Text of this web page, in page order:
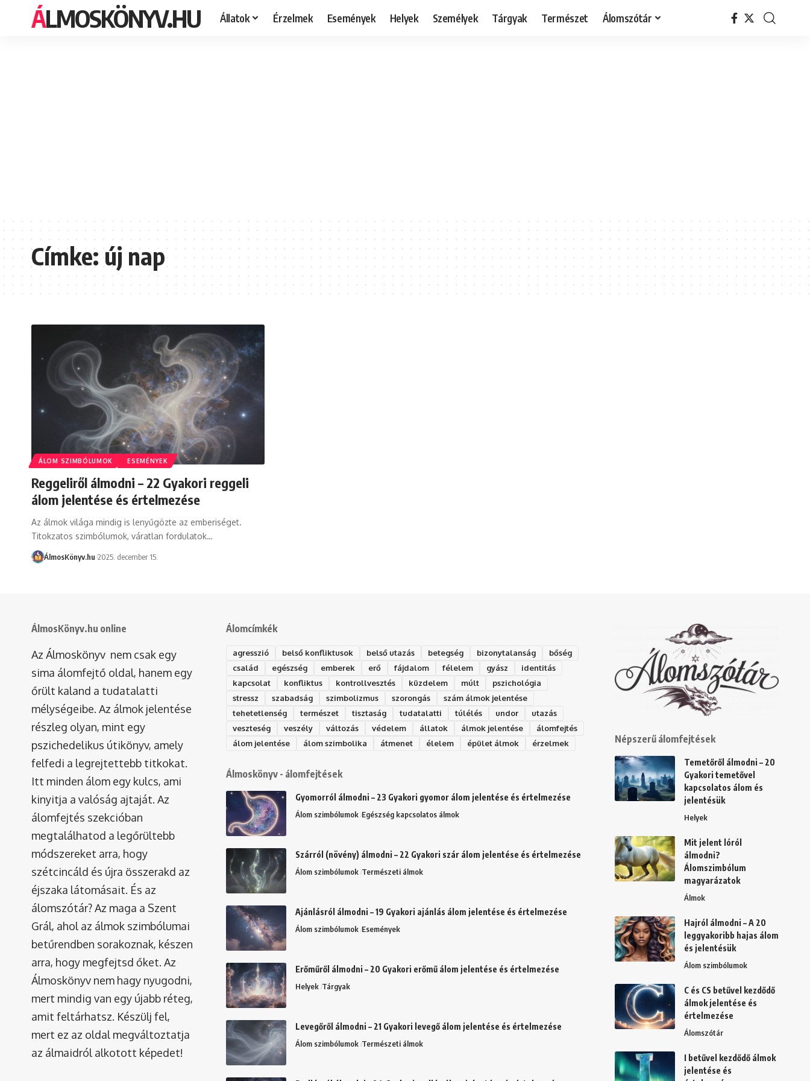
ÁLMOSKÖNYV.HU Állatok Érzelmek Események Helyek Személyek Tárgyak Természet Álomszótár
Címke:új nap
ÁLOM SZIMBÓLUMOK ESEMÉNYEK
Reggeliről álmodni – 22 Gyakori reggeli
álom jelentése és értelmezése
Az álmok világa mindig is lenyűgözte az emberiséget.
Titokzatos szimbólumok, váratlan fordulatok…
ÁlmosKönyv.hu 2025. december 15.
ÁlmosKönyv.hu online
Az Álmoskönyv nem csak egy
sima álomfejtő oldal, hanem egy
őrült kaland a tudatalatti
mélységeibe. Az álmok jelentése
részleg olyan, mint egy
pszichedelikus útikönyv, amely
felfedi a legrejtettebb titkokat.
Itt minden álom egy kulcs, ami
kinyitja a valóság ajtaját. Az
álomfejtés szekcióban
megtalálhatod a legőrültebb
módszereket arra, hogy
szétcincáld és újra összerakd az
éjszaka látomásait. És az
álomszótár? Az maga a Szent
Grál, ahol az álmok szimbólumai
betűrendben sorakoznak, készen
arra, hogy megfejtsd őket. Az
Álmoskönyv nem hagy nyugodni,
mert mindig van egy újabb réteg,
amit feltárhatsz. Készülj fel,
mert ez az oldal megváltoztatja
az álmaidról alkotott képedet!
Álomcímkék
agresszió belső konfliktusok belső utazás betegség bizonytalanság
bőség
család
egészség emberek erő fájdalom félelem gyász
identitás
kapcsolat
konfliktus kontrollvesztés küzdelem múlt
pszichológia
stressz
szabadság szimbolizmus szorongás
szám álmok jelentése
tehetetlenség
természet tisztaság tudatalatti túlélés undor
utazás
veszteség
veszély változás védelem állatok álmok jelentése
álomfejtés
álom jelentése
álom szimbolika átmenet élelem épület álmok érzelmek
Álmoskönyv - álomfejtések
Gyomorról álmodni – 23 Gyakori gyomor álom jelentése és értelmezése
Álom szimbólumok Egészség kapcsolatos álmok
Szárról (növény) álmodni – 22 Gyakori szár álom jelentése és értelmezése
Álom szimbólumok Természeti álmok
Ajánlásról álmodni – 19 Gyakori ajánlás álom jelentése és értelmezése
Álom szimbólumok Események
Erőműről álmodni – 20 Gyakori erőmű álom jelentése és értelmezése
Helyek Tárgyak
Levegőről álmodni – 21 Gyakori levegő álom jelentése és értelmezése
Álom szimbólumok Természeti álmok
Népszerű álomfejtések
Temetőről álmodni – 20
Gyakori temetővel
kapcsolatos álom és
jelentésük
Helyek
Mit jelent lóról
álmodni?
Álomszimbólum
magyarázatok
Álmok
Hajról álmodni – A 20
leggyakoribb hajas álom
és jelentésük
Álom szimbólumok
C és CS betűvel kezdődő
álmok jelentése és
értelmezése
Álomszótár
I betűvel kezdődő álmok
jelentése és